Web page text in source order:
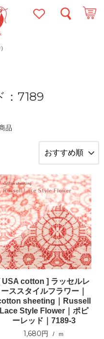
：7189
品
USA cotton ] ラッセルレ
ーススタイルフラワー｜
sheeting｜Russell
Lace Style Flower｜ポピ
ーレッド｜7189-3
1,680円 ｍ